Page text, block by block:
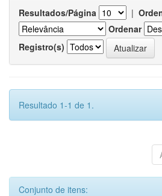
Resultados/Página |
Ordenar
Registro(s)
Resultado 1-1 de 1.
Conjunto de itens: